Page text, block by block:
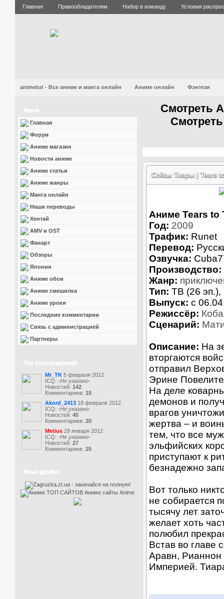
Главная Правообладателям Набор в команду Условия
animetut - Все аниме и манга онлайн Аниме онлайн Фэнтези
Меню
Главная
Форум
Аниме магазин
Новости аниме
Аниме статьи
Аниме жанры
Манга онлайн
Наши переводы
Хентай
AMV и OST
Фанарт
Обзоры
Япония
Аниме обои
Аниме смешилка
Аниме уроки
Последние комментарии
Связь с администрацией
Партнеры
Top пользователей
Mr_TK 5 февраля 2012
ICQ: -Не указано-
Новостей: 142
Комментариев: 15
Akord_2413 18 февраля 2012
ICQ: -Не указано-
Новостей: 45
Комментариев: 20
Metius 29 января 2012
ICQ: -Не указано-
Новостей: 27
Комментариев: 25
Наши друзья
Смотреть
Слёзы Тиары | Tears
Аниме Tears to
Год: 2009
Трафик: Runet
Перевод:
Озвучка:
Производство:
Жанр:
Тип: ТВ (26
Выпуск: c
Режиссёр:
Сценарий:
Описание: На
вторгаются
отправил
Эрине
На деле
демонов и
врагов
жертва – и
тем, что все
эльфийских
приступают к
безнадежно
Вот только
не собирается
тысячу лет
желает хоть
полюбил
Встав во главе
Аравн, Рианнон
Империей.